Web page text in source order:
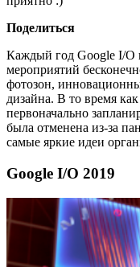
Поделиться
Каждый год Google I/O
мероприятий
фотозон,
дизайна. В то время
первоначально
была отменена из-за
самые яркие идеи
Google I/O 2019